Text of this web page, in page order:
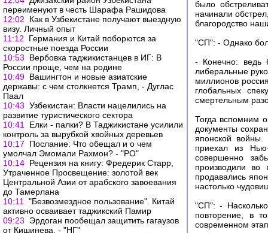
переименуют в честь Шарафа Рашидова
12:02
Как в Узбекистане получают выездную
визу. Личный опыт
11:12
Германия и Китай поборются за
скоростные поезда России
10:53
Вербовка таджикистанцев в ИГ: В
России проще, чем на родине
10:49 Вашингтон и новые азиатские
державы: с чем столкнется Трамп, - Дуглас
Паал
10:43 Узбекистан: Власти нацелились на
развитие туристического сектора
10:41
Елки - палки? В Таджикистане усилили
контроль за вырубкой хвойных деревьев
10:17
Послание: Что обещал и о чем
умолчал Эмомали Рахмон? - "РО"
10:14 Рецензия на книгу: Фредерик Старр,
Утраченное Просвещение: золотой век
Центральной Азии от арабского завоевания
до Тамерлана
10:11
"Безвозмездное пользование". Китай
активно осваивает таджикский Памир
09:23
Эрдоган пообещал защитить гагаузов
от Кишинева, - "НГ"
было
начинали
благородство
"СП": - Однако
- Конечно: ведь
либеральные
миллионов
глобальных
смертельным
Тогда вспомним
документы
японской
приехал из
совершенно
производили во
продавались
настолько
"СП": -
повторение, в
современном